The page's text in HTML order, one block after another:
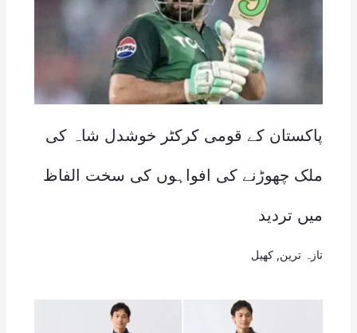
پاکستان کے قومی کرکٹر خوشدل شاہ کی
ملک چھوڑنے کی افواہوں کی سخت الفاظ
میں تردید
تازہ ترین کھیل